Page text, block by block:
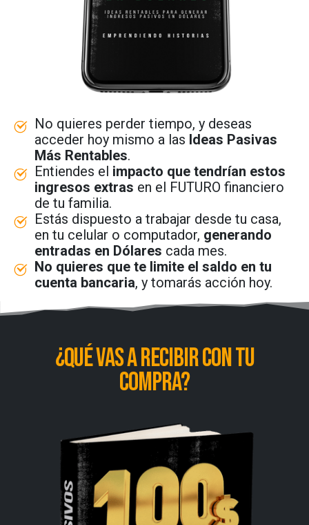
No quieres perder tiempo, y deseas
acceder hoy mismo a las Ideas Pasivas
Más Rentables.
Entiendes el impacto que tendrían estos
ingresos extras en el FUTURO financiero
de tu familia.
Estás dispuesto a trabajar desde tu casa,
en tu celular o computador, generando
entradas en Dólares cada mes.
No quieres que te limite el saldo en tu
cuenta bancaria, y tomarás acción hoy.
¿qué vas a recibir con tu
compra?